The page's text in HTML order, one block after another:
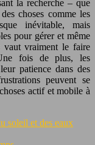
la recherche – que
choses comme les
inévitable, mais
pour gérer et même
vraiment le faire
fois de plus, les
patience dans des
peuvent se
actif et mobile à
soleil et des eaux